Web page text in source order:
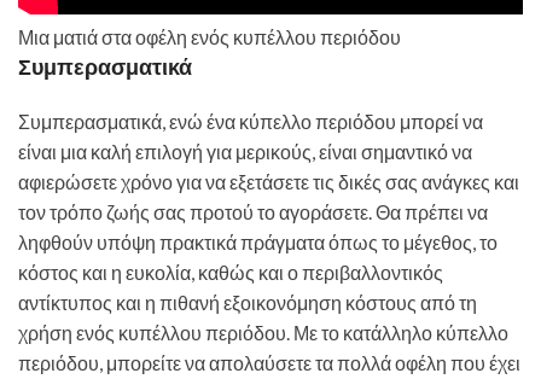
Μια ματιά στα οφέλη ενός κυπέλλου περιόδου
Συμπερασματικά
Συμπερασματικά, ενώ ένα κύπελλο περιόδου μπορεί να
είναι μια καλή επιλογή για μερικούς, είναι σημαντικό να
αφιερώσετε χρόνο για να εξετάσετε τις δικές σας ανάγκες και
τον τρόπο ζωής σας προτού το αγοράσετε. Θα πρέπει να
ληφθούν υπόψη πρακτικά πράγματα όπως το μέγεθος, το
κόστος και η ευκολία, καθώς και ο περιβαλλοντικός
αντίκτυπος και η πιθανή εξοικονόμηση κόστους από τη
χρήση ενός κυπέλλου περιόδου. Με το κατάλληλο κύπελλο
περιόδου, μπορείτε να απολαύσετε τα πολλά οφέλη που έχει